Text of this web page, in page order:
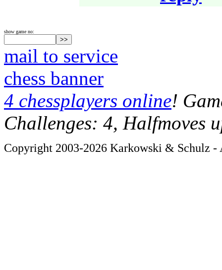
show game no:
mail to service
chess banner
4 chessplayers online!
Challenges: 4, Halfmoves
Copyright 2003-2026 Karkowski & Schulz